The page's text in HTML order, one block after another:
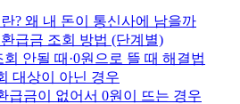
? 왜 내 돈이 통신사에 남을까
급금 조회 방법 (단계별)
안될 때·0원으로 뜰 때 해결법
대상이 아닌 경우
급금이 없어서 0원이 뜨는 경우